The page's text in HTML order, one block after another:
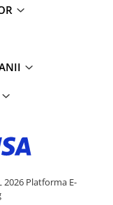
2026 Platforma E-